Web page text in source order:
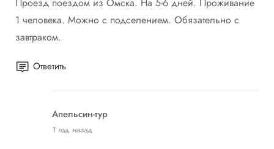
1 человека. Можно с подселением. Обязательно с
завтраком.
Ответить
Апельсин-тур
1 год назад